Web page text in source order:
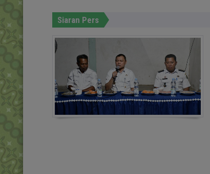
Siaran Pers